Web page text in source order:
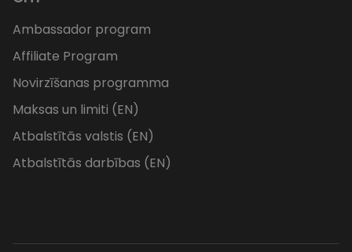
Ambassador program
Affiliate Program
Novirzīšanas programma
Maksas un limiti (EN)
Atbalstītās valstis (EN)
Atbalstītās darbības (EN)